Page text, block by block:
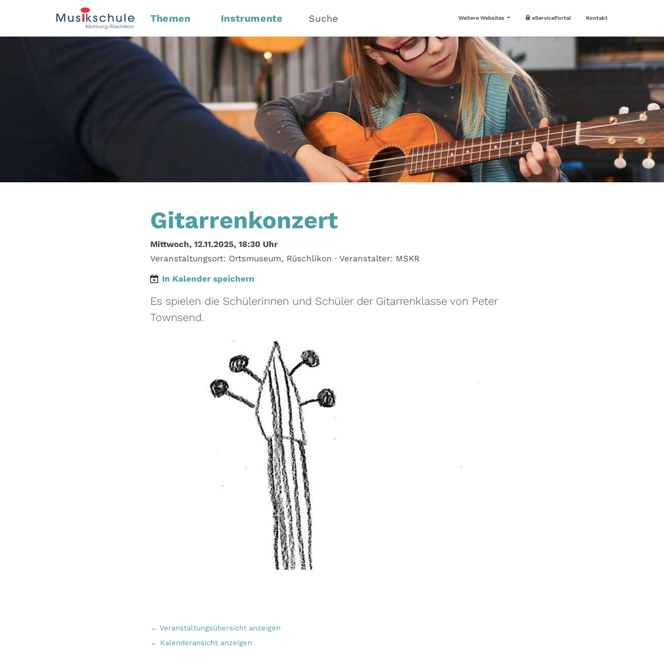
Themen Instrumente Suche Weitere Websites eServicePortal Kontakt
Gitarrenkonzert
Mittwoch, 12.11.2025, 18:30 Uhr
Veranstaltungsort: Ortsmuseum, Rüschlikon · Veranstalter: MSKR
In Kalender speichern
Es spielen die Schülerinnen und Schüler der Gitarrenklasse von Peter
Townsend.
← Veranstaltungsübersicht anzeigen
← Kalenderansicht anzeigen